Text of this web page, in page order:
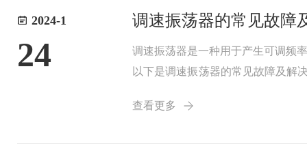
2024-1
24
调速振荡器的常见故障
调速振荡器是一种用于产生可调频
以下是调速振荡器的常见故障及解
度影响、外部干扰等...
查看更多